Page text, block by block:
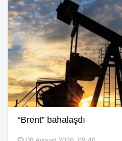
“Brent” bahalaşdı